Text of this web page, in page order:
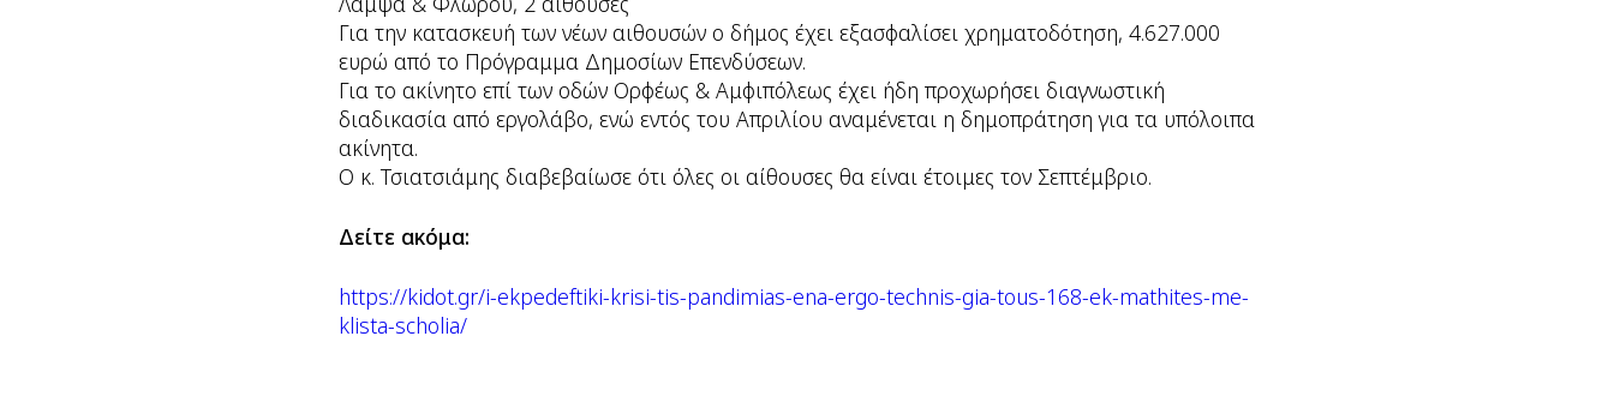
Για την κατασκευή των νέων αιθουσών ο δήμος έχει εξασφαλίσει χρηματοδότηση, 4.627.000
ευρώ από το Πρόγραμμα Δημοσίων Επενδύσεων.
Για το ακίνητο επί των οδών Ορφέως & Αμφιπόλεως έχει ήδη προχωρήσει διαγνωστική
διαδικασία από εργολάβο, ενώ εντός του Απριλίου αναμένεται η δημοπράτηση για τα υπόλοιπα
ακίνητα.
Ο κ. Τσιατσιάμης διαβεβαίωσε ότι όλες οι αίθουσες θα είναι έτοιμες τον Σεπτέμβριο.
Δείτε ακόμα:
https://kidot.gr/i-ekpedeftiki-krisi-tis-pandimias-ena-ergo-technis-gia-tous-168-ek-mathites-me-
klista-scholia/